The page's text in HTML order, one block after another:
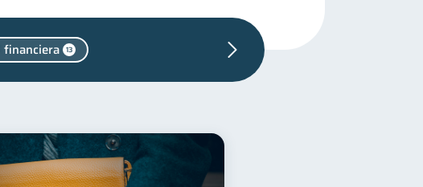
financiera 13
8 Préstamos
5 Servicios